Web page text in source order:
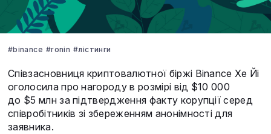
#binance #ronin #лістинги
Співзасновниця криптовалютної біржі Binance Хе Йі
оголосила про нагороду в розмірі від $10 000
до $5 млн за підтвердження факту корупції серед
співробітників зі збереженням анонімності для
заявника.